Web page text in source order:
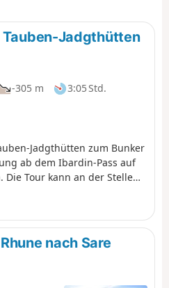
Tauben-Jadgthütten
-305 m
3:05 Std.
Jadgthütten zum Bunker
ab dem Ibardin-Pass auf
Die Tour kann an der Stelle
nach Sare